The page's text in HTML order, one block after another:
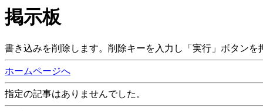
掲示板
書き込みを削除します。削除キーを入力し「実行」ボタンを
ホームページへ
指定の記事はありませんでした。